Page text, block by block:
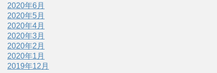
2020年6月
2020年5月
2020年4月
2020年3月
2020年2月
2020年1月
2019年12月